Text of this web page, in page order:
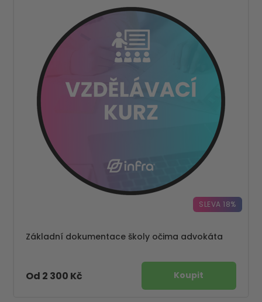
SLEVA 18%
Základní dokumentace školy očima advokáta
Od 2 300 Kč